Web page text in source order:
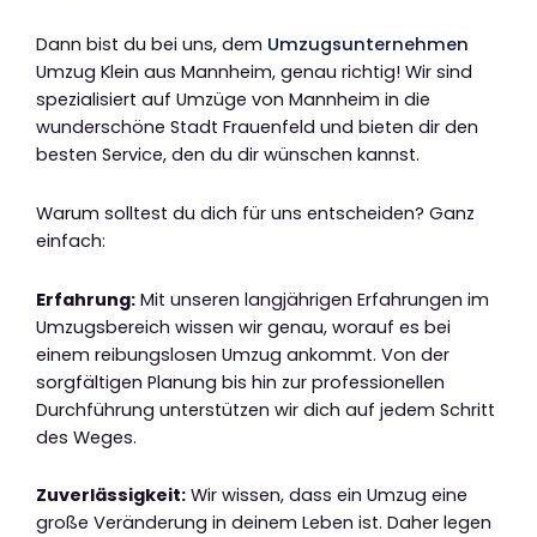
Dann bist du bei uns, dem Umzugsunternehmen
Umzug Klein aus Mannheim, genau richtig! Wir sind
spezialisiert auf Umzüge von Mannheim in die
wunderschöne Stadt Frauenfeld und bieten dir den
besten Service, den du dir wünschen kannst.
Warum solltest du dich für uns entscheiden? Ganz
einfach:
Erfahrung: Mit unseren langjährigen Erfahrungen im
Umzugsbereich wissen wir genau, worauf es bei
einem reibungslosen Umzug ankommt. Von der
sorgfältigen Planung bis hin zur professionellen
Durchführung unterstützen wir dich auf jedem Schritt
des Weges.
Zuverlässigkeit: Wir wissen, dass ein Umzug eine
große Veränderung in deinem Leben ist. Daher legen